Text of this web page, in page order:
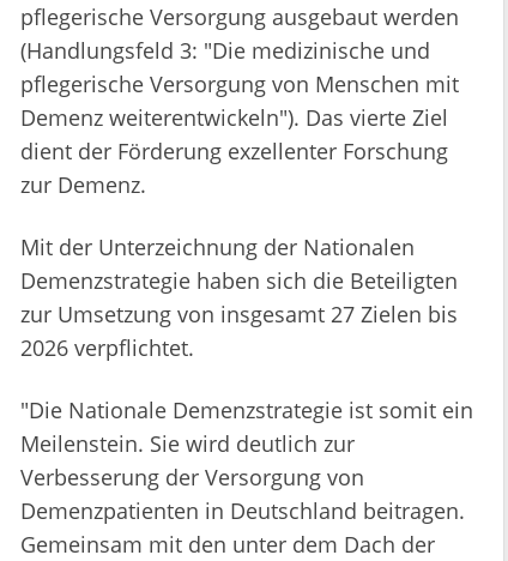
pflegerische Versorgung ausgebaut werden
(Handlungsfeld 3: "Die medizinische und
pflegerische Versorgung von Menschen mit
Demenz weiterentwickeln"). Das vierte Ziel
dient der Förderung exzellenter Forschung
zur Demenz.
Mit der Unterzeichnung der Nationalen
Demenzstrategie haben sich die Beteiligten
zur Umsetzung von insgesamt 27 Zielen bis
2026 verpflichtet.
"Die Nationale Demenzstrategie ist somit ein
Meilenstein. Sie wird deutlich zur
Verbesserung der Versorgung von
Demenzpatienten in Deutschland beitragen.
Gemeinsam mit den unter dem Dach der